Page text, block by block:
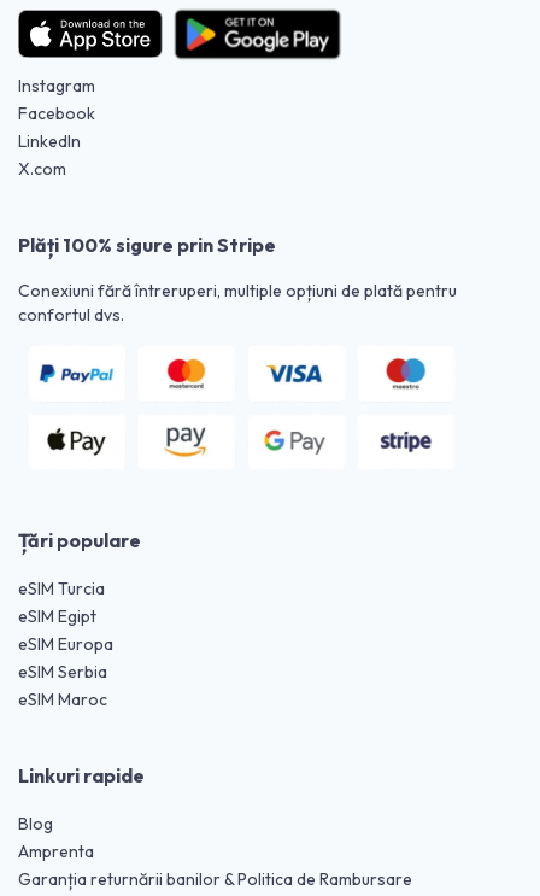
Instagram
Facebook
LinkedIn
X.com
Plăți 100% sigure prin Stripe
Conexiuni fără întreruperi, multiple opțiuni de plată pentru
confortul dvs.
Țări populare
eSIM Turcia
eSIM Egipt
eSIM Europa
eSIM Serbia
eSIM Maroc
Linkuri rapide
Blog
Amprenta
Garanția returnării banilor & Politica de Rambursare